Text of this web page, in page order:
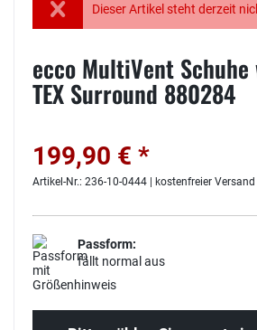
Dieser Artikel steht derzeit
ecco MultiVent Schuhe
TEX Surround 880284
199,90 € *
Artikel-Nr.: 236-10-0444 | kostenfreier Versand
Passform:
fällt normal aus